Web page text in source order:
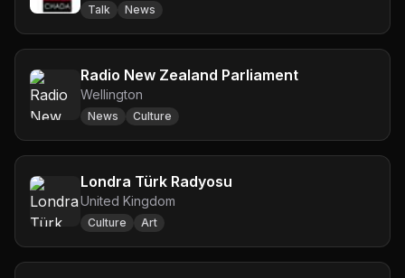
Talk News
Radio New Zealand Parliament
Wellington
News Culture
Londra Türk Radyosu
United Kingdom
Culture Art